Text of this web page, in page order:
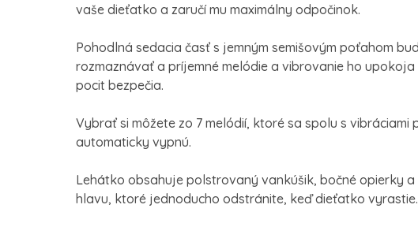
vaše dieťatko a zaručí mu maximálny odpočinok.
Pohodlná sedacia časť s jemným semišovým poťahom
rozmaznávať a príjemné melódie a vibrovanie ho
pocit bezpečia.
Vybrať si môžete zo 7 melódií, ktoré sa spolu s vibráciami
automaticky vypnú.
Lehátko obsahuje polstrovaný vankúšik, bočné opierky
hlavu, ktoré jednoducho odstránite, keď dieťatko vyrastie.